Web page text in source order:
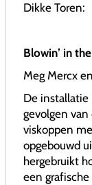
Dikke Toren:
Blowin’ in
Meg Mercx
De installatie
gevolgen
viskoppen
opgebouwd
hergebruikt
een